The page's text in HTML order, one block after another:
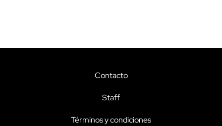
Contacto
Staff
Términos y condiciones